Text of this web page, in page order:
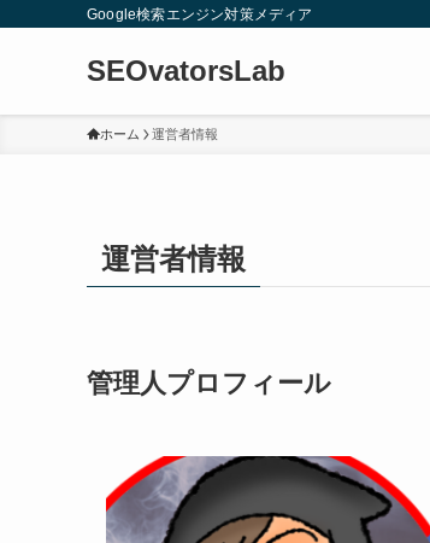
Google検索エンジン対策メディア
SEOvatorsLab
ホーム 運営者情報
運営者情報
管理人プロフィール